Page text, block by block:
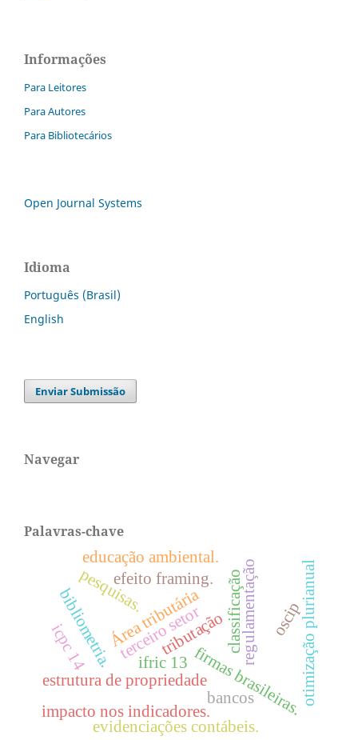
Informações
Para Leitores
Para Autores
Para Bibliotecários
Open Journal Systems
Idioma
Português (Brasil)
English
Enviar Submissão
Navegar
Palavras-chave
classificação
Área tributária
tributação
estrutura de propriedadefirmas brasileiras.
bibliometria.
bancos
impacto nos indicadores.
regulamentação
pesquisas.
terceiro setor oscip
educação ambiental.
evidenciações contábeis.
ifric 13 otimização plurianual
icpc 14
efeito framing.